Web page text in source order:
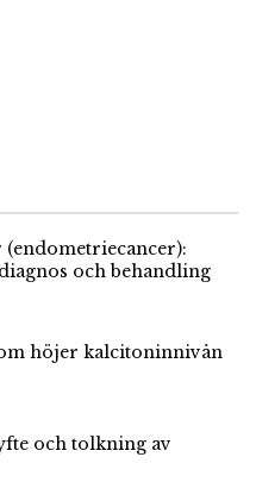
och behandling
höjer kalcitoninnivån
och tolkning av